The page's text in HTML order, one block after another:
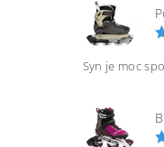
Syn je moc